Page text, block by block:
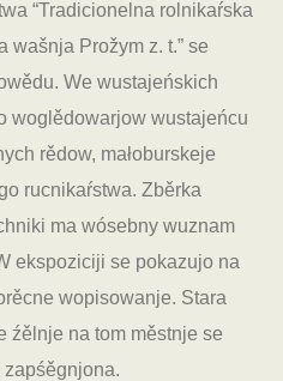
“Tradicionelna rolnikaŕska
wašnja Prožym z. t.” se
We wustajeńskich
woglědowarjow wustajeńcu
rědow, małoburskeje
rucnikaŕstwa. Zběrka
ma wósebny wuznam
ekspoziciji se pokazujo na
wopisowanje. Stara
źělnje na tom městnje se
zapśěgnjona.